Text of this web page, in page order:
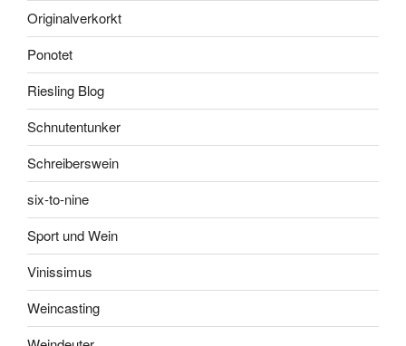
Originalverkorkt
Ponotet
Riesling Blog
Schnutentunker
Schreiberswein
six-to-nine
Sport und Wein
Vinissimus
Weincasting